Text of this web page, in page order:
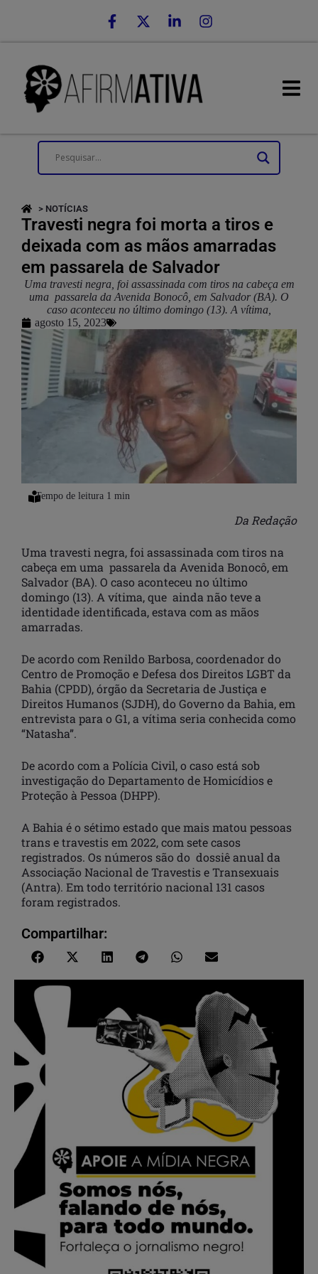
> NOTÍCIAS
Travesti negra foi morta a tiros e
deixada com as mãos amarradas
em passarela de Salvador
Uma travesti negra, foi assassinada com tiros na cabeça em
uma passarela da Avenida Bonocô, em Salvador (BA). O
caso aconteceu no último domingo (13). A vítima,
agosto 15, 2023
Da Redação
Uma travesti negra, foi assassinada com tiros na
cabeça em uma passarela da Avenida Bonocô, em
Salvador (BA). O caso aconteceu no último
domingo (13). A vítima, que ainda não teve a
identidade identificada, estava com as mãos
amarradas.
De acordo com Renildo Barbosa, coordenador do
Centro de Promoção e Defesa dos Direitos LGBT da
Bahia (CPDD), órgão da Secretaria de Justiça e
Direitos Humanos (SJDH), do Governo da Bahia, em
entrevista para o G1, a vítima seria conhecida como
“Natasha”.
De acordo com a Polícia Civil, o caso está sob
investigação do Departamento de Homicídios e
Proteção à Pessoa (DHPP).
A Bahia é o sétimo estado que mais matou pessoas
trans e travestis em 2022, com sete casos
registrados. Os números são do dossiê anual da
Associação Nacional de Travestis e Transexuais
(Antra). Em todo território nacional 131 casos
foram registrados.
Compartilhar: